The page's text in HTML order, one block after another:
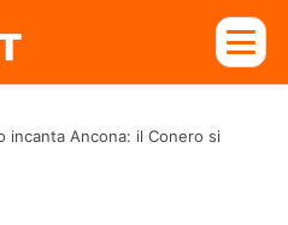
incanta Ancona: il Conero si